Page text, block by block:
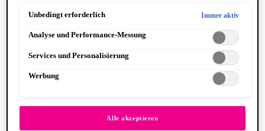
Blush
Bronzer
speichern"). Die Auswahl kann jederzeit unter dem Link "Cookie-
Datenschutzinformationen.
Unbedingt erforderlich Immer aktiv
Analyse und Performance-Messung
Services und Personalisierung
Werbung
Alle akzeptieren